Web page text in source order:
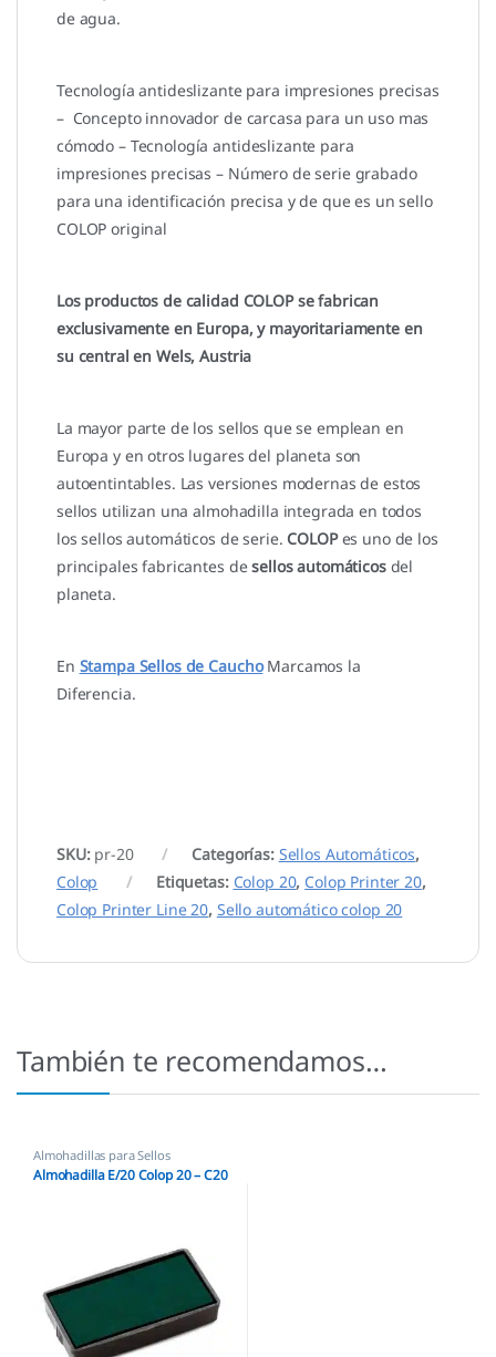
de agua.
Tecnología antideslizante para impresiones precisas
– Concepto innovador de carcasa para un uso mas
cómodo – Tecnología antideslizante para
impresiones precisas – Número de serie grabado
para una identificación precisa y de que es un sello
COLOP original
Los productos de calidad COLOP se fabrican
exclusivamente en Europa, y mayoritariamente en
su central en Wels, Austria
La mayor parte de los sellos que se emplean en
Europa y en otros lugares del planeta son
autoentintables. Las versiones modernas de estos
sellos utilizan una almohadilla integrada en todos
los sellos automáticos de serie. COLOPes uno de los
principales fabricantes desellos automáticosdel
planeta.
En Stampa Sellos de CauchoMarcamos la
Diferencia.
SKU: pr-20 Categorías: Sellos Automáticos,
Colop
Etiquetas: Colop 20, Colop Printer 20,
Colop Printer Line 20, Sello automático colop 20
También te recomendamos…
Almohadillas para Sellos
Automáticos ,Almohadillas Colop,
Almohadillas Ecológicas
Almohadilla E/20 Colop 20 – C20